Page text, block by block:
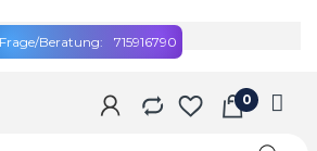
Frage/Beratung: 715916790